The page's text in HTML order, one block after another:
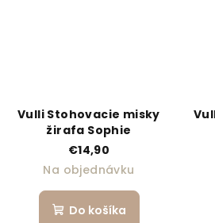
Vulli Stohovacie misky
žirafa Sophie
€14,90
Na objednávku
Do košíka